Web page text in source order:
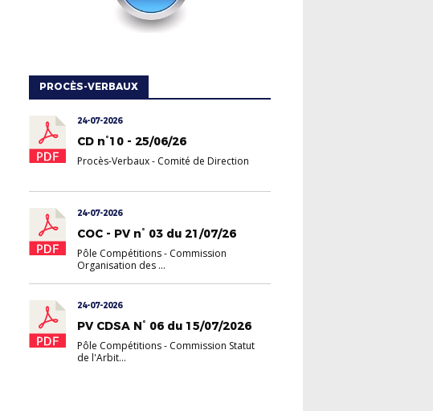
PROCÈS-VERBAUX
24-07-2026
CD n°10 - 25/06/26
Procès-Verbaux- Comité de Direction
24-07-2026
COC - PV n° 03 du 21/07/26
Pôle Compétitions- Commission
Organisation des ...
24-07-2026
PV CDSA N° 06 du 15/07/2026
Pôle Compétitions- Commission Statut
de l'Arbit...